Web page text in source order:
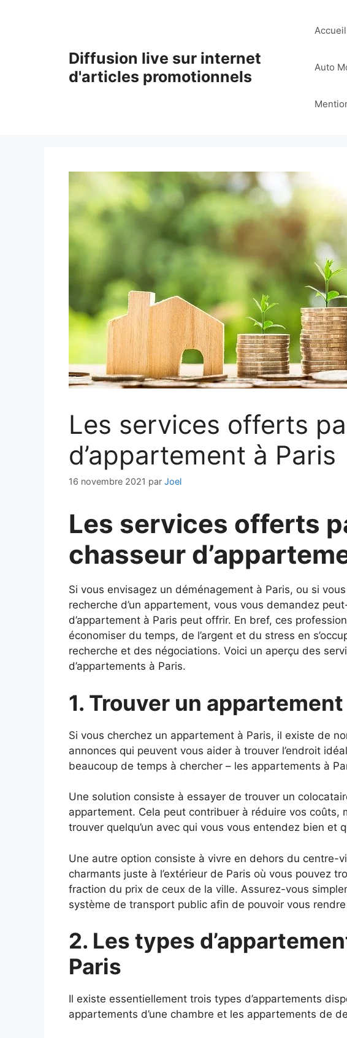
Diffusion live sur internet
d'articles promotionnels
Accueil
Auto
Les services offerts
d’appartement à Paris
16 novembre 2021 par Joel
Les services offerts
chasseur
Si vous envisagez un déménagement à Paris, ou si
recherche d’un appartement, vous vous demandez
d’appartement à Paris peut offrir. En bref, ces
économiser du temps, de l’argent et du stress en
recherche et des négociations. Voici un aperçu des
d’appartements à Paris.
1. Trouver un appartement
Si vous cherchez un appartement à Paris, il existe de
annonces qui peuvent vous aider à trouver l’endroit
beaucoup de temps à chercher – les appartements à
Une solution consiste à essayer de trouver un
appartement. Cela peut contribuer à réduire vos coûts,
trouver quelqu’un avec qui vous vous entendez bien et
Une autre option consiste à vivre en dehors du centre-
charmants juste à l’extérieur de Paris où vous pouvez
fraction du prix de ceux de la ville. Assurez-vous
système de transport public afin de pouvoir vous
2. Les types
Paris
Il existe essentiellement trois types d’appartements
appartements d’une chambre et les appartements de